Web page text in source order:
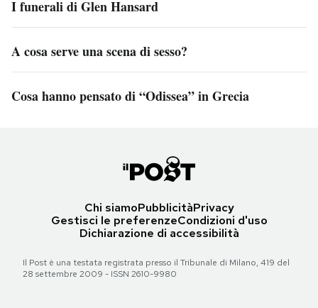
I funerali di Glen Hansard
A cosa serve una scena di sesso?
Cosa hanno pensato di “Odissea” in Grecia
Chi siamoPubblicitàPrivacy
Gestisci le preferenzeCondizioni d'uso
Dichiarazione di accessibilità
Il Post è una testata registrata presso il Tribunale di Milano, 419 del
28 settembre 2009 - ISSN 2610-9980